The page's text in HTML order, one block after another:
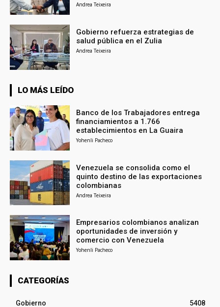
Andrea Teixeira
Gobierno refuerza estrategias de
salud pública en el Zulia
Andrea Teixeira
LO MÁS LEÍDO
Banco de los Trabajadores entrega
financiamientos a 1.766
establecimientos en La Guaira
Yohenli Pacheco
Venezuela se consolida como el
quinto destino de las exportaciones
colombianas
Andrea Teixeira
Empresarios colombianos analizan
oportunidades de inversión y
comercio con Venezuela
Yohenli Pacheco
CATEGORÍAS
Gobierno
5408